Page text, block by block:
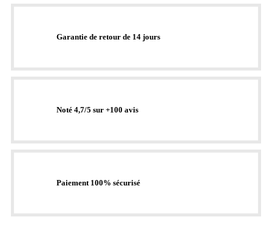
Garantie de retour de 14 jours
Noté 4,7/5 sur +100 avis
Paiement 100% sécurisé